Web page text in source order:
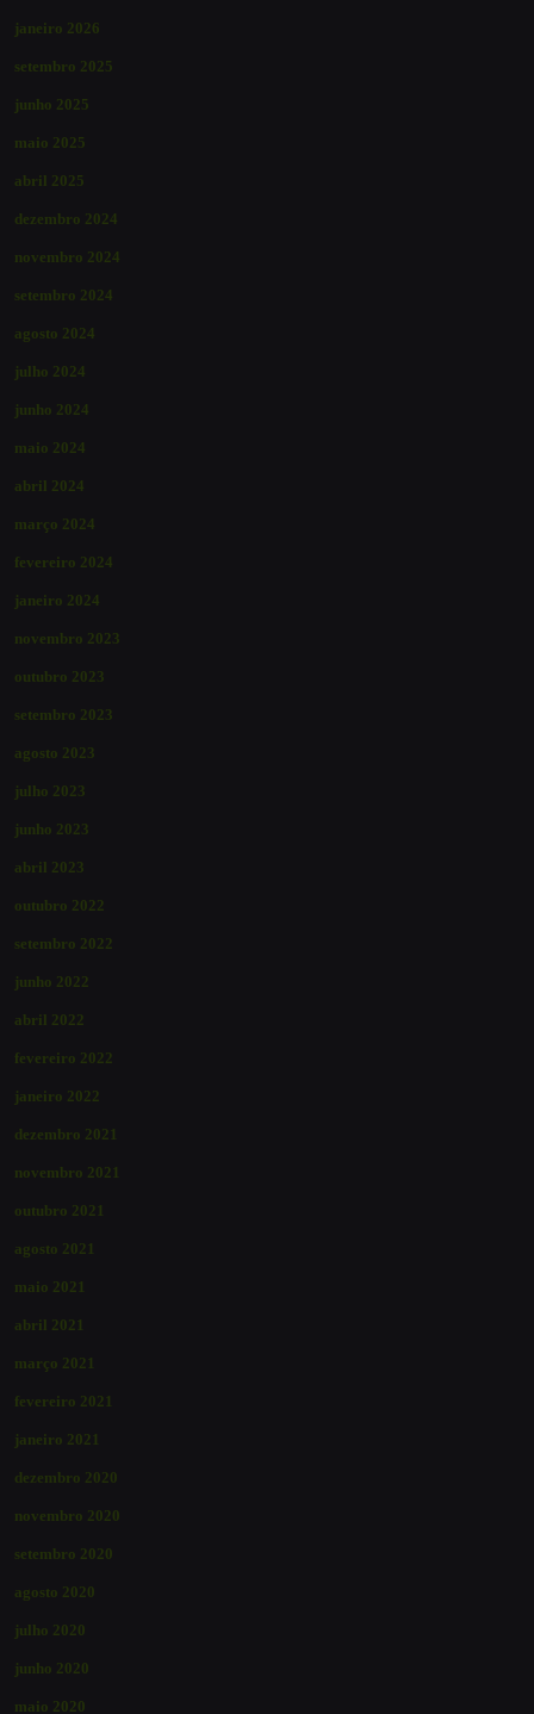
janeiro 2026
setembro 2025
junho 2025
maio 2025
abril 2025
dezembro 2024
novembro 2024
setembro 2024
agosto 2024
julho 2024
junho 2024
maio 2024
abril 2024
março 2024
fevereiro 2024
janeiro 2024
novembro 2023
outubro 2023
setembro 2023
agosto 2023
julho 2023
junho 2023
abril 2023
outubro 2022
setembro 2022
junho 2022
abril 2022
fevereiro 2022
janeiro 2022
dezembro 2021
novembro 2021
outubro 2021
agosto 2021
maio 2021
abril 2021
março 2021
fevereiro 2021
janeiro 2021
dezembro 2020
novembro 2020
setembro 2020
agosto 2020
julho 2020
junho 2020
maio 2020